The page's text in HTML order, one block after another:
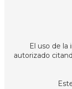
El uso de
autorizado